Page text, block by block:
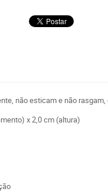
não esticam e não
x 2,0 cm (altura)